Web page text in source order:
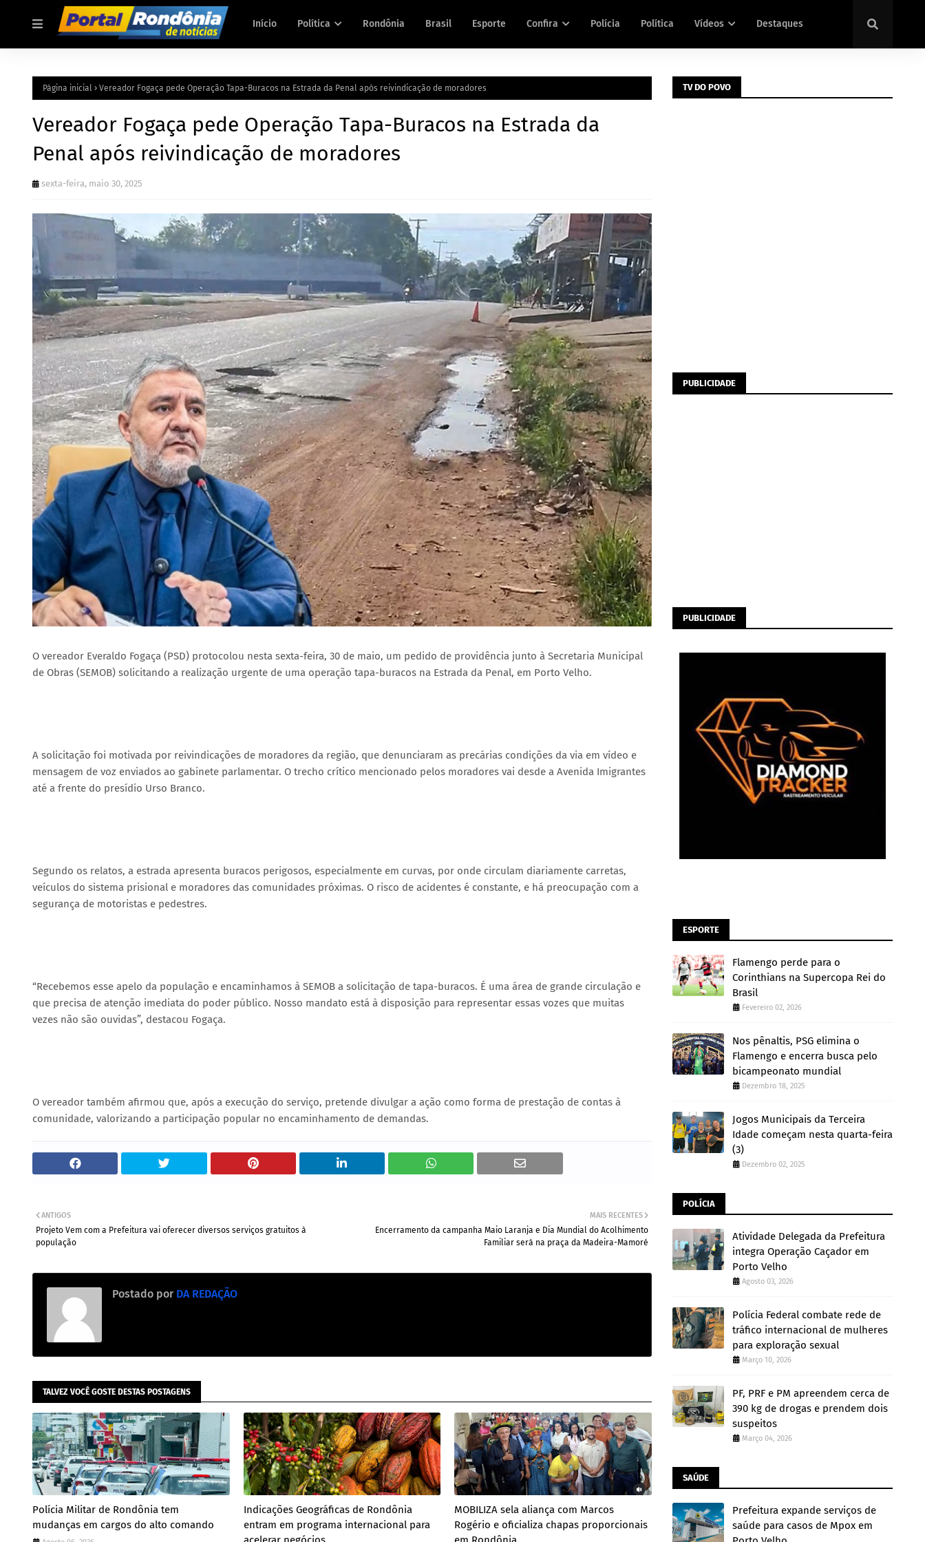
Início Política Rondônia Brasil Esporte Confira Polícia Política Vídeos Destaques
Página inicial Vereador Fogaça pede Operação Tapa-Buracos na Estrada da Penal após reivindicação de moradores
Vereador Fogaça pede Operação Tapa-Buracos na Estrada da
Penal após reivindicação de moradores
sexta-feira, maio 30, 2025
O vereador Everaldo Fogaça (PSD) protocolou nesta sexta-feira, 30 de maio, um pedido de providência junto à Secretaria Municipal
de Obras (SEMOB) solicitando a realização urgente de uma operação tapa-buracos na Estrada da Penal, em Porto Velho.
A solicitação foi motivada por reivindicações de moradores da região, que denunciaram as precárias condições da via em vídeo e
mensagem de voz enviados ao gabinete parlamentar. O trecho crítico mencionado pelos moradores vai desde a Avenida Imigrantes
até a frente do presídio Urso Branco.
Segundo os relatos, a estrada apresenta buracos perigosos, especialmente em curvas, por onde circulam diariamente carretas,
veículos do sistema prisional e moradores das comunidades próximas. O risco de acidentes é constante, e há preocupação com a
segurança de motoristas e pedestres.
“Recebemos esse apelo da população e encaminhamos à SEMOB a solicitação de tapa-buracos. É uma área de grande circulação e
que precisa de atenção imediata do poder público. Nosso mandato está à disposição para representar essas vozes que muitas
vezes não são ouvidas”, destacou Fogaça.
O vereador também afirmou que, após a execução do serviço, pretende divulgar a ação como forma de prestação de contas à
comunidade, valorizando a participação popular no encaminhamento de demandas.
MAIS RECENTES
Encerramento da campanha Maio Laranja e Dia Mundial do Acolhimento
Familiar será na praça da Madeira-Mamoré
ANTIGOS
Projeto Vem com a Prefeitura vai oferecer diversos serviços gratuitos à
população
Postado por DA REDAÇÃO
TALVEZ VOCÊ GOSTE DESTAS POSTAGENS
Polícia Militar de Rondônia tem
mudanças em cargos do alto comando
Indicações Geográficas de Rondônia
entram em programa internacional para
MOBILIZA sela aliança com Marcos
Rogério e oficializa chapas proporcionais
TV DO POVO
PUBLICIDADE
PUBLICIDADE
ESPORTE
Flamengo perde para o
Corinthians na Supercopa Rei do
Brasil
Fevereiro 02, 2026
Nos pênaltis, PSG elimina o
Flamengo e encerra busca pelo
bicampeonato mundial
Dezembro 18, 2025
Jogos Municipais da Terceira
Idade começam nesta quarta-feira
(3)
Dezembro 02, 2025
POLÍCIA
Atividade Delegada da Prefeitura
integra Operação Caçador em
Porto Velho
Agosto 03, 2026
Polícia Federal combate rede de
tráfico internacional de mulheres
para exploração sexual
Março 10, 2026
PF, PRF e PM apreendem cerca de
390 kg de drogas e prendem dois
suspeitos
Março 04, 2026
SAÚDE
Prefeitura expande serviços de
saúde para casos de Mpox em